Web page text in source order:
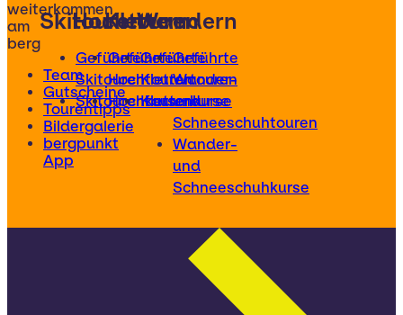
weiterkommen
am
berg
Team
Gutscheine
Tourentipps
Bildergalerie
bergpunkt
App
Skitouren
Geführte
Skitouren
Skitourenkurse
Hochtouren
Geführte
Hochtouren
Hochtourenkurse
Klettern
Geführte
Klettertouren
Kletterkurse
Wandern
Geführte
Wander-
und
Schneeschuhtouren
Wander-
und
Schneeschuhkurse